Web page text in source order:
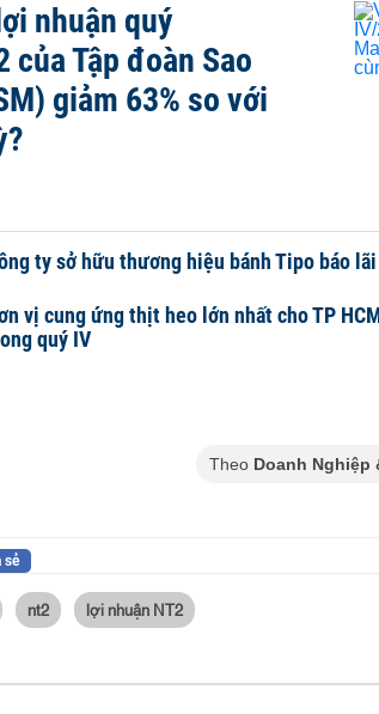
nhuận quý
của Tập đoàn Sao
giảm 63% so với
ty sở hữu thương hiệu bánh Tipo báo
vị cung ứng thịt heo lớn nhất cho TP
quý IV
Theo Doanh Nghiệp
sẻ
nt2 lợi nhuận NT2